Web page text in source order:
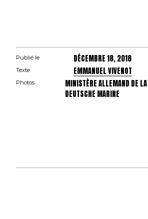
Publié le DÉCEMBRE 18, 2018
Texte EMMANUEL VIVENOT
Photos
MINISTÈRE ALLEMAND DE
DEUTSCHE MARINE